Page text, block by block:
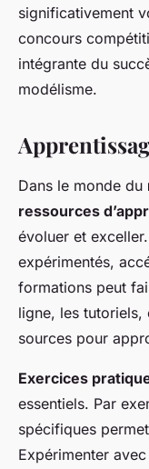
significativement
concours
intégrante du
modélisme.
Dans le monde du
ressources
évoluer et
expérimentés,
formations peut
ligne, les tutoriels,
sources pour
Exercices
essentiels. Par
spécifiques
Expérimenter